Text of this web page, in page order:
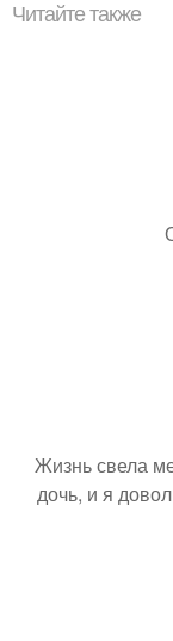
Читайте также
Жизнь свела
дочь, и я